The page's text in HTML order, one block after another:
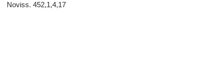
Noviss. 452,1,4,17